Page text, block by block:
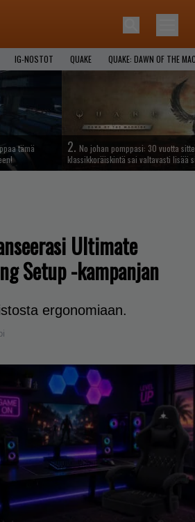
IG-NOSTOT QUAKE QUAKE: DAWN OF THE
tämä
2. No johan pomppasi: 30 vuotta
klassikkoräiskintä sai valtavasti lisää
Ultimate
Setup -kampanjan
ergonomiaan.